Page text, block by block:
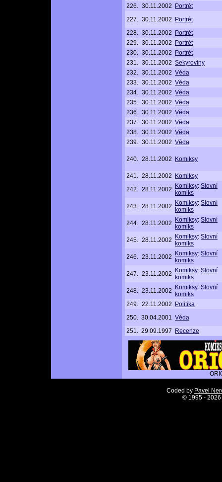
226. 30.11.2002
Portrét
227. 30.11.2002
Portrét
228. 30.11.2002
Portrét
229. 30.11.2002
Portrét
230. 30.11.2002
Portrét
231. 30.11.2002 Sekyroviny
232. 30.11.2002 Věda
233. 30.11.2002 Věda
234. 30.11.2002 Věda
235. 30.11.2002 Věda
236. 30.11.2002 Věda
237. 30.11.2002 Věda
238. 30.11.2002 Věda
239. 30.11.2002 Věda
240. 28.11.2002 Komiksy
241. 28.11.2002
Komiksy
242. 28.11.2002 Komiksy: Slovní
komiks
243. 28.11.2002 Komiksy: Slovní
komiks
244. 28.11.2002 Komiksy: Slovní
komiks
245. 28.11.2002 Komiksy: Slovní
komiks
246. 23.11.2002 Komiksy: Slovní
komiks
247. 23.11.2002 Komiksy: Slovní
komiks
248. 23.11.2002 Komiksy: Slovní
komiks
249. 22.11.2002
Politika
250. 30.04.2001 Věda
251. 29.09.1997 Recenze
Coded by Pavel
© 1995 -